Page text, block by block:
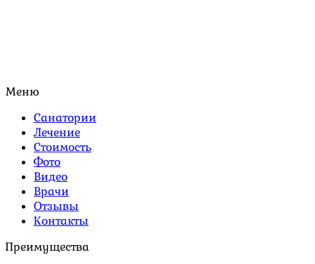
Меню
Санатории
Лечение
Стоимость
Фото
Видео
Врачи
Отзывы
Контакты
Преимущества